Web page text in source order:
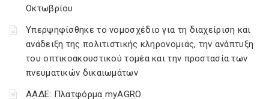
Οκτωβρίου
Υπερψηφίσθηκε το νομοσχέδιο για τη διαχείριση και
ανάδειξη της πολιτιστικής κληρονομιάς, την ανάπτυξη
του οπτικοακουστικού τομέα και την προστασία των
πνευματικών δικαιωμάτων
ΑΑΔΕ: Πλατφόρμα myAGRO